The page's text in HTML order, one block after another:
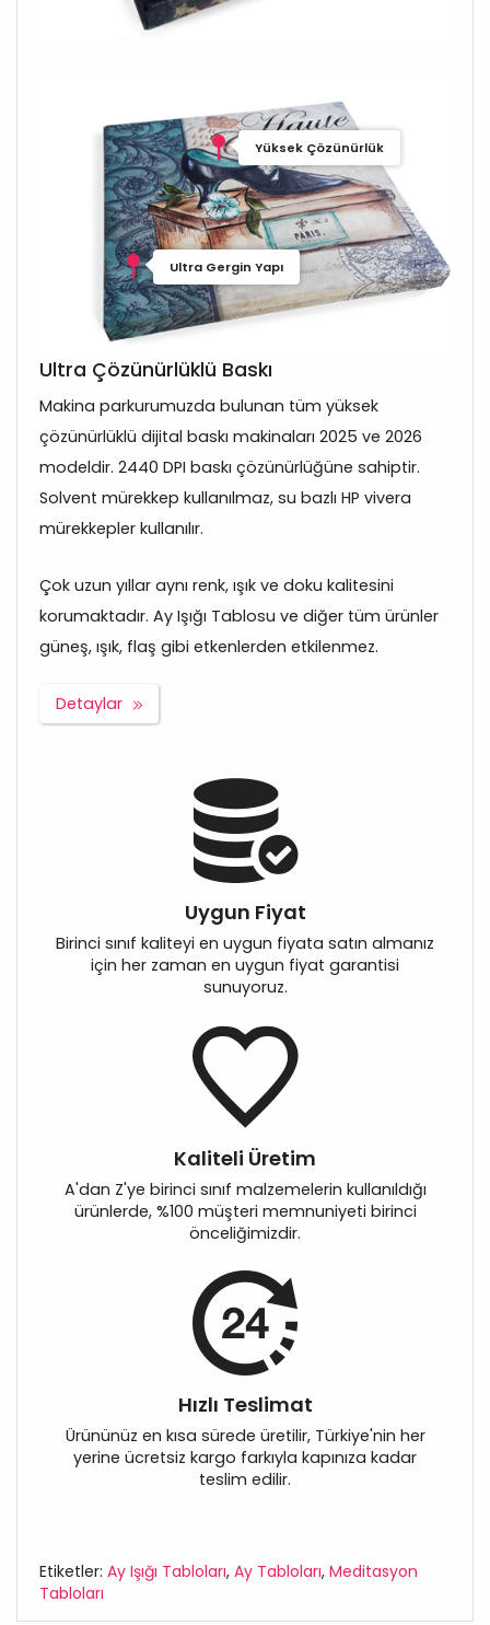
Yüksek Çözünürlük
Ultra Gergin Yapı
Ultra Çözünürlüklü Baskı
Makina parkurumuzda bulunan tüm yüksek
çözünürlüklü dijital baskı makinaları 2025 ve 2026
modeldir. 2440 DPI baskı çözünürlüğüne sahiptir.
Solvent mürekkep kullanılmaz, su bazlı HP vivera
mürekkepler kullanılır.
Çok uzun yıllar aynı renk, ışık ve doku kalitesini
korumaktadır. Ay Işığı Tablosu ve diğer tüm ürünler
güneş, ışık, flaş gibi etkenlerden etkilenmez.
Detaylar
Uygun Fiyat
Birinci sınıf kaliteyi en uygun fiyata satın almanız
için her zaman en uygun fiyat garantisi
sunuyoruz.
Kaliteli Üretim
A'dan Z'ye birinci sınıf malzemelerin kullanıldığı
ürünlerde, %100 müşteri memnuniyeti birinci
önceliğimizdir.
Hızlı Teslimat
Ürününüz en kısa sürede üretilir, Türkiye'nin her
yerine ücretsiz kargo farkıyla kapınıza kadar
teslim edilir.
Etiketler: Ay Işığı Tabloları, Ay Tabloları, Meditasyon
Tabloları